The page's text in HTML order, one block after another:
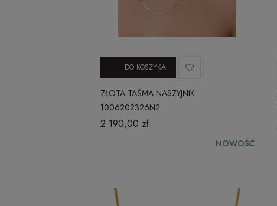
ZŁOTA TAŚMA NASZYJNIK
1006202326N2
2 190,00 zł
DO KOSZYKA
NOWOŚĆ